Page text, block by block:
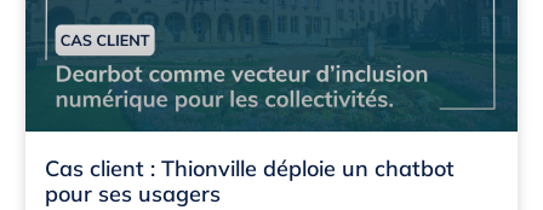
Cas client : Thionville déploie un chatbot
pour ses usagers